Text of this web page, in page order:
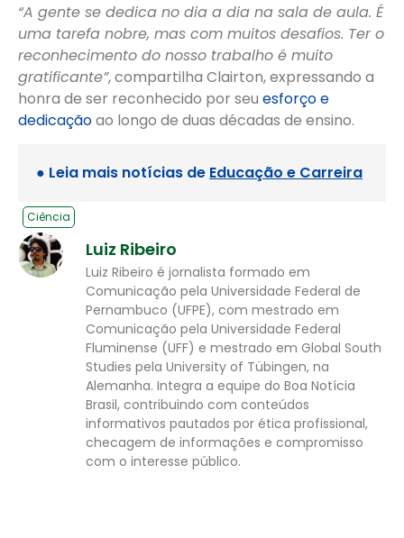
“A gente se dedica no dia a dia na sala de aula. É
uma tarefa nobre, mas com muitos desafios. Ter o
reconhecimento do nosso trabalho é muito
gratificante”, compartilha Clairton, expressando a
honra de ser reconhecido por seu esforço e
dedicaçãoao longo de duas décadas de ensino.
● Leia mais notícias de Educação e Carreira
Ciência
Luiz Ribeiro
Luiz Ribeiro é jornalista formado em
Comunicação pela Universidade Federal de
Pernambuco (UFPE), com mestrado em
Comunicação pela Universidade Federal
Fluminense (UFF) e mestrado em Global South
Studies pela University of Tübingen, na
Alemanha. Integra a equipe do Boa Notícia
Brasil, contribuindo com conteúdos
informativos pautados por ética profissional,
checagem de informações e compromisso
com o interesse público.